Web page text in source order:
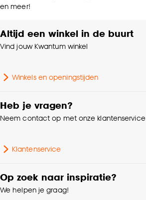
en meer!
Altijd een winkel in de buurt
Vind jouw Kwantum winkel
Winkels en openingstijden
Heb je vragen?
Neem contact op met onze klantenservice
Klantenservice
Op zoek naar inspiratie?
We helpen je graag!